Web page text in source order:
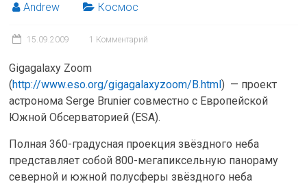
Andrew Космос
15.09.2009 1 Комментарий
Gigagalaxy Zoom
(http://www.eso.org/gigagalaxyzoom/B.html) — проект
астронома Serge Brunier совместно с Европейской
Южной Обсерваторией (ESA).
Полная 360-градусная проекция звёздного неба
представляет собой 800-мегапиксельную панораму
северной и южной полусферы звёздного неба